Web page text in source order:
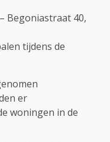
Begoniastraat 40,
tijdens de
er
woningen in de